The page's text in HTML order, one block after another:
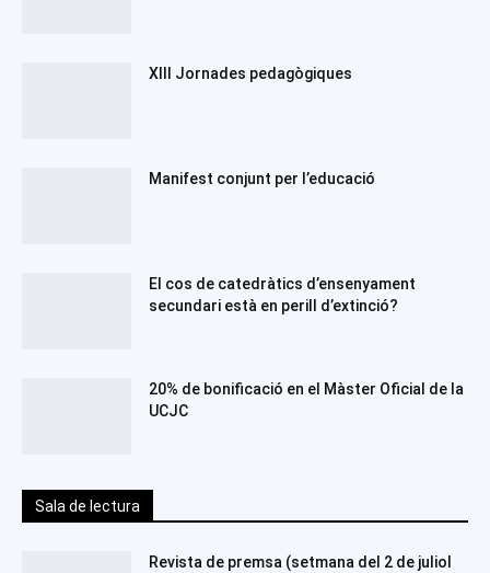
XIII Jornades pedagògiques
Manifest conjunt per l’educació
El cos de catedràtics d’ensenyament
secundari està en perill d’extinció?
20% de bonificació en el Màster Oficial de la
UCJC
Sala de lectura
Revista de premsa (setmana del 2 de juliol